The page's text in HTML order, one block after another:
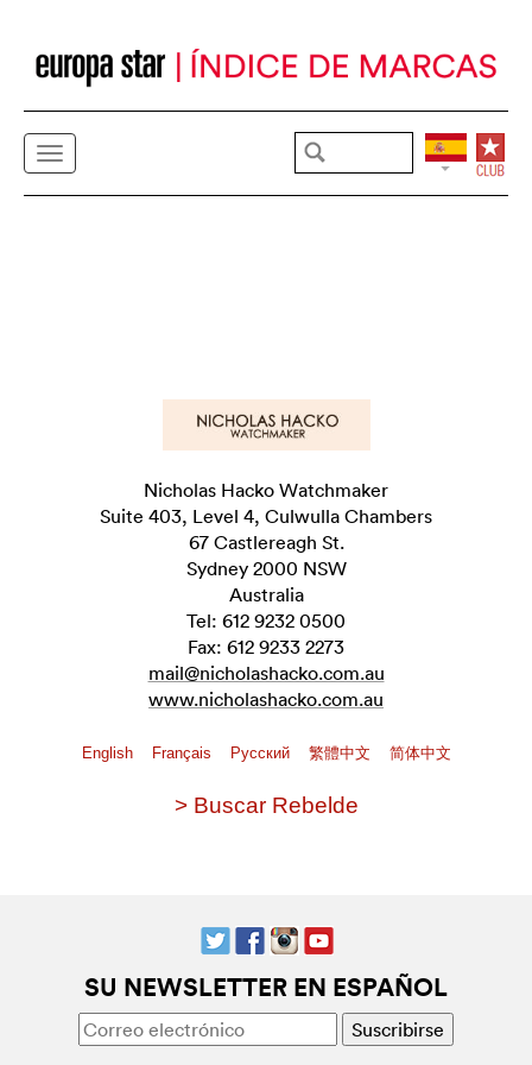
Nicholas Hacko Watchmaker
Suite 403, Level 4, Culwulla Chambers
67 Castlereagh St.
Sydney 2000 NSW
Australia
Tel: 612 9232 0500
Fax: 612 9233 2273
mail@nicholashacko.com.au
www.nicholashacko.com.au
English Français Pусский 繁體中文 简体中文
> Buscar Rebelde
SU NEWSLETTER EN ESPAÑOL